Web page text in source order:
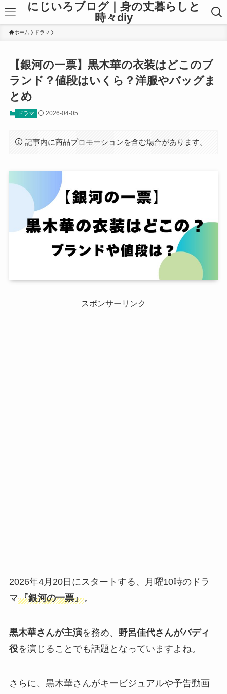
にじいろブログ｜身の丈暮らしと
時々diy
ホーム ドラマ
【銀河の一票】黒木華の衣装はどこのブ
ランド？値段はいくら？洋服やバッグま
とめ
ドラマ 2026-04-05
記事内に商品プロモーションを含む場合があります。
スポンサーリンク
2026年4月20日にスタートする、月曜10時のドラ
マ『銀河の一票』。
黒木華さんが主演を務め、 野呂佳代さんがバディ
役を演じることでも話題となっていますよね。
さらに、黒木華さんがキービジュアルや予告動画